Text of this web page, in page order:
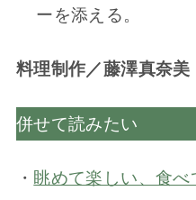
ーを添える。
料理制作／藤澤真奈美
併せて読みたい
・ 眺めて楽しい、食